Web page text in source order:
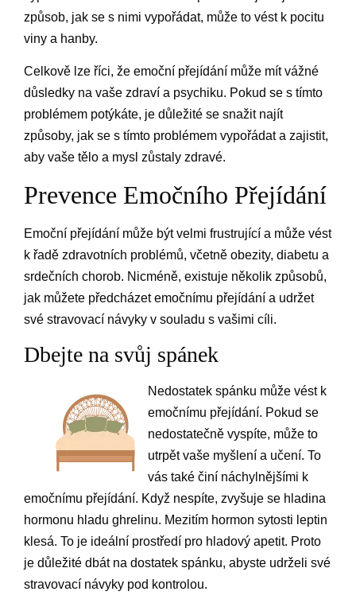
způsob, jak se s nimi vypořádat, může to vést k pocitu
viny a hanby.
Celkově lze říci, že emoční přejídání může mít vážné
důsledky na vaše zdraví a psychiku. Pokud se s tímto
problémem potýkáte, je důležité se snažit najít
způsoby, jak se s tímto problémem vypořádat a zajistit,
aby vaše tělo a mysl zůstaly zdravé.
Prevence Emočního Přejídání
Emoční přejídání může být velmi frustrující a může vést
k řadě zdravotních problémů, včetně obezity, diabetu a
srdečních chorob. Nicméně, existuje několik způsobů,
jak můžete předcházet emočnímu přejídání a udržet
své stravovací návyky v souladu s vašimi cíli.
Dbejte na svůj spánek
Nedostatek spánku může vést k
emočnímu přejídání. Pokud se
nedostatečně vyspíte, může to
utrpět vaše myšlení a učení. To
vás také činí náchylnějšími k
emočnímu přejídání. Když nespíte, zvyšuje se hladina
hormonu hladu ghrelinu. Mezitím hormon sytosti leptin
klesá. To je ideální prostředí pro hladový apetit. Proto
je důležité dbát na dostatek spánku, abyste udrželi své
stravovací návyky pod kontrolou.